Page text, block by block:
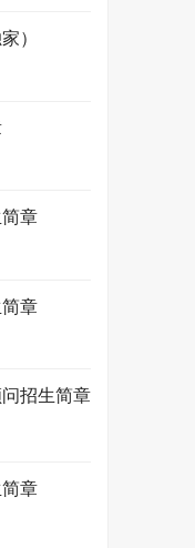
）
章
章
招生简章
章